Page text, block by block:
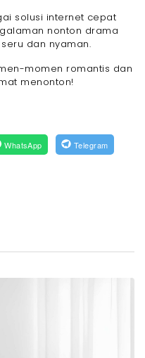
solusi internet cepat
nonton drama
dan nyaman.
momen romantis dan
menonton!
WhatsApp Telegram